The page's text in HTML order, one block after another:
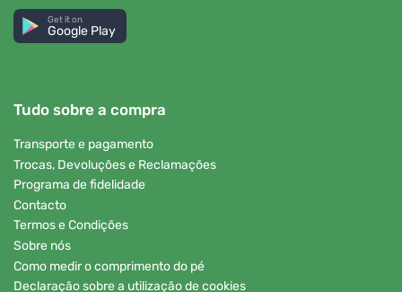
Get it on
Google Play
Tudo sobre a compra
Transporte e pagamento
Trocas, Devoluções e Reclamações
Programa de fidelidade
Contacto
Termos e Condições
Sobre nós
Como medir o comprimento do pé
Declaração sobre a utilização de cookies